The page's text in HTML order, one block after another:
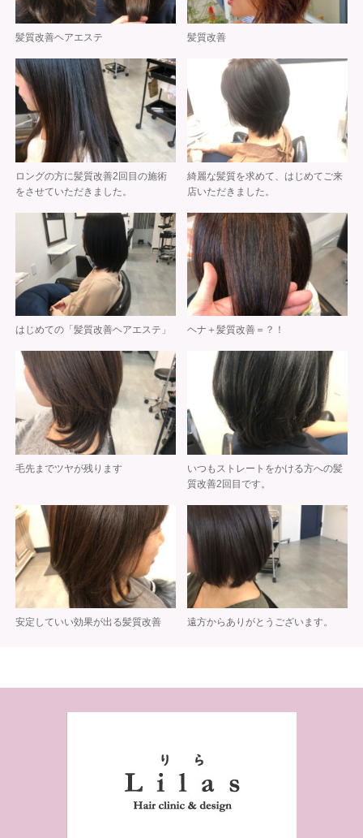
髪質改善ヘアエステ 髪質改善
ロングの方に髪質改善2回目の施術
をさせていただきました。
綺麗な髪質を求めて、はじめてご来
店いただきました。
はじめての「髪質改善ヘアエステ」 ヘナ＋髪質改善＝？！
毛先までツヤが残ります
いつもストレートをかける方への髪
質改善2回目です。
安定していい効果が出る髪質改善 遠方からありがとうございます。